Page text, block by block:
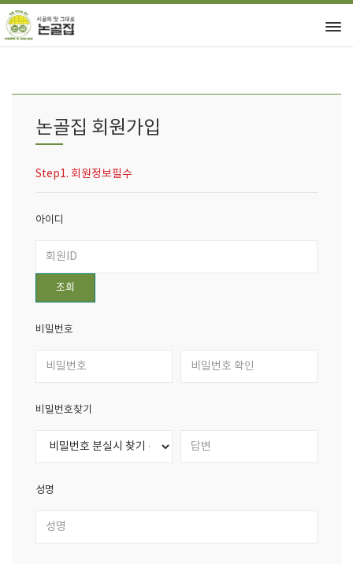
논골집 회원가입
Step1. 회원정보필수
아이디
조회
비밀번호
비밀번호찾기
성명